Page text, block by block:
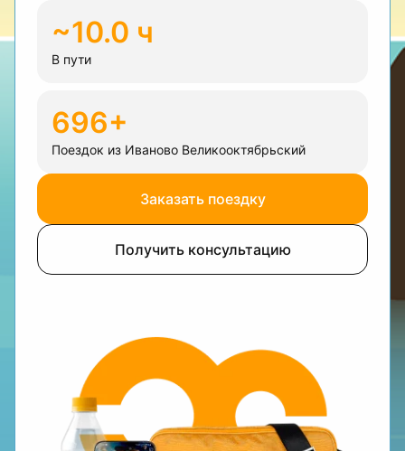
~10.0 ч
В пути
696+
Поездок из Иваново Великооктябрьский
Заказать поездку
Получить консультацию